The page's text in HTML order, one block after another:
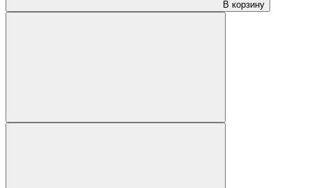
В корзину